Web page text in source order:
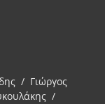
/ Γιώργος
/